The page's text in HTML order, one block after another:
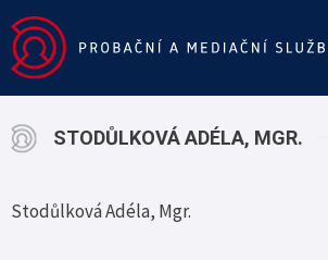
STODŮLKOVÁ ADÉLA, MGR.
Stodůlková Adéla, Mgr.